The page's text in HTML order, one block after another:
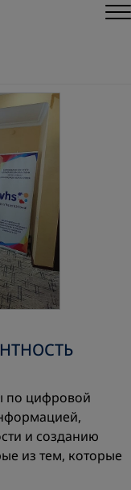
по цифровой
и созданию
из тем, которые